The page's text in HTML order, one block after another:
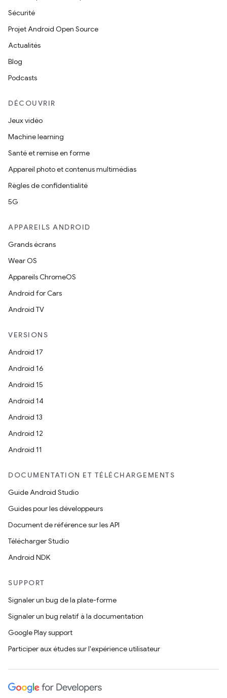
Sécurité
Projet Android Open Source
Actualités
Blog
Podcasts
DÉCOUVRIR
Jeux vidéo
Machine learning
Santé et remise en forme
Appareil photo et contenus multimédias
Règles de confidentialité
5G
APPAREILS ANDROID
Grands écrans
Wear OS
Appareils ChromeOS
Android for Cars
Android TV
VERSIONS
Android 17
Android 16
Android 15
Android 14
Android 13
Android 12
Android 11
DOCUMENTATION ET TÉLÉCHARGEMENTS
Guide Android Studio
Guides pour les développeurs
Document de référence sur les API
Télécharger Studio
Android NDK
SUPPORT
Signaler un bug de la plate-forme
Signaler un bug relatif à la documentation
Google Play support
Participer aux études sur l'expérience utilisateur